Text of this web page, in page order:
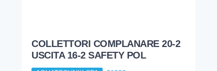
COLLETTORI COMPLANARE 20-2
USCITA 16-2 SAFETY POL